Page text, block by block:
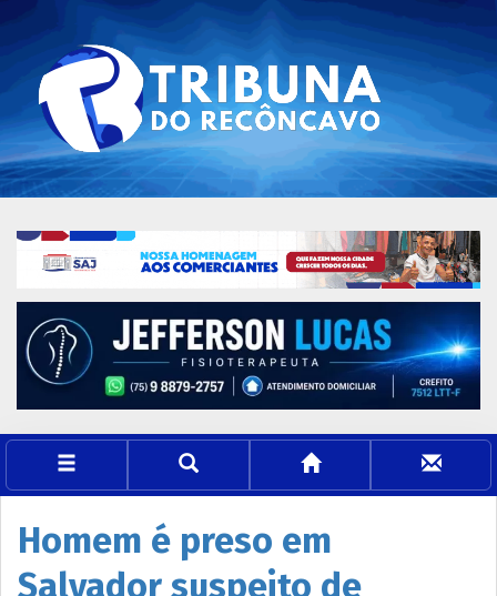
Homem é preso em
Salvador suspeito de